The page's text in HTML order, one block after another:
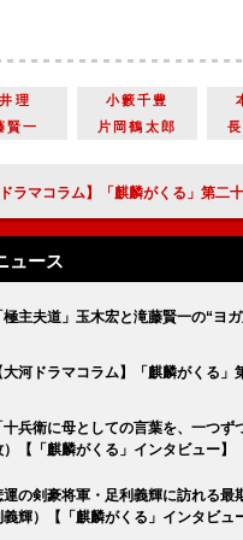
理 小籔千豊
賢一
片岡鶴太郎
コラム】「麒麟がくる」第二十七回「宗久の約束」で描かれた光秀の今後を
ュース
極主夫道」玉木宏と滝藤賢一の“
大河ドラマコラム】「麒麟がくる
十兵衛に母としての言葉を、一つ
）【「麒麟がくる」インタビュー】
運の剣豪将軍・足利義輝に訪れる最
義輝）【「麒麟がくる」インタビュ